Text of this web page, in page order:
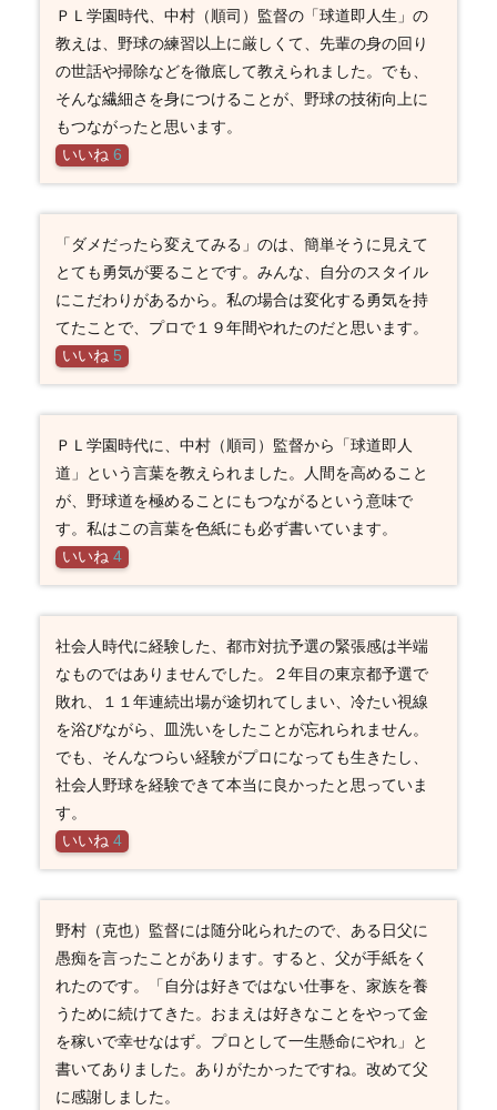
ＰＬ学園時代、中村（順司）監督の「球道即人生」の
教えは、野球の練習以上に厳しくて、先輩の身の回り
の世話や掃除などを徹底して教えられました。でも、
そんな繊細さを身につけることが、野球の技術向上に
もつながったと思います。
いいね 6
「ダメだったら変えてみる」のは、簡単そうに見えて
とても勇気が要ることです。みんな、自分のスタイル
にこだわりがあるから。私の場合は変化する勇気を持
てたことで、プロで１９年間やれたのだと思います。
いいね 5
ＰＬ学園時代に、中村（順司）監督から「球道即人
道」という言葉を教えられました。人間を高めること
が、野球道を極めることにもつながるという意味で
す。私はこの言葉を色紙にも必ず書いています。
いいね 4
社会人時代に経験した、都市対抗予選の緊張感は半端
なものではありませんでした。２年目の東京都予選で
敗れ、１１年連続出場が途切れてしまい、冷たい視線
を浴びながら、皿洗いをしたことが忘れられません。
でも、そんなつらい経験がプロになっても生きたし、
社会人野球を経験できて本当に良かったと思っていま
す。
いいね 4
野村（克也）監督には随分叱られたので、ある日父に
愚痴を言ったことがあります。すると、父が手紙をく
れたのです。「自分は好きではない仕事を、家族を養
うために続けてきた。おまえは好きなことをやって金
を稼いで幸せなはず。プロとして一生懸命にやれ」と
書いてありました。ありがたかったですね。改めて父
に感謝しました。